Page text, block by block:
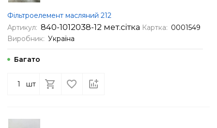
Фільтроелемент масляний 212
Артикул: 840-1012038-12 мет.сітка Картка: 0001549
Виробник: Україна
Багато
шт